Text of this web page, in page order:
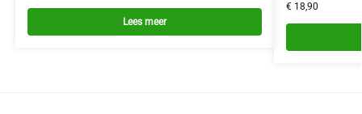
Lees meer
€18,90